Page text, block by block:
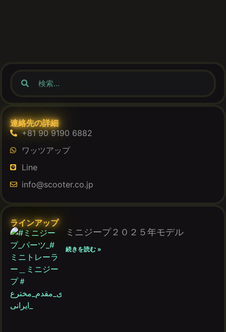
連絡先の詳細
+81 90 9190 6882
ワッツアップ
Line
info@scooter.co.jp
ラインアップ
ミニジープ２０２５年モデル
続きを読む »